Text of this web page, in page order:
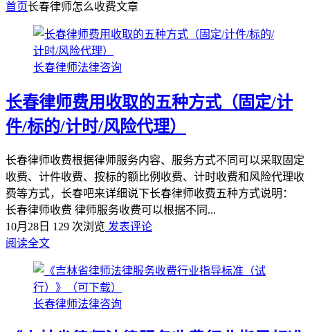
首页长春律师怎么收费文章
长春律师法律咨询
长春律师费用收取的五种方式（固定/计
件/标的/计时/风险代理）
长春律师收费根据律师服务内容、服务方式不同可以采取固定
收费、计件收费、按标的额比例收费、计时收费和风险代理收
费等方式，长春吧来详细说下长春律师收费五种方式说明：
长春律师收费 律师服务收费可以根据不同...
10月28日 129 次浏览 发表评论
阅读全文
长春律师法律咨询